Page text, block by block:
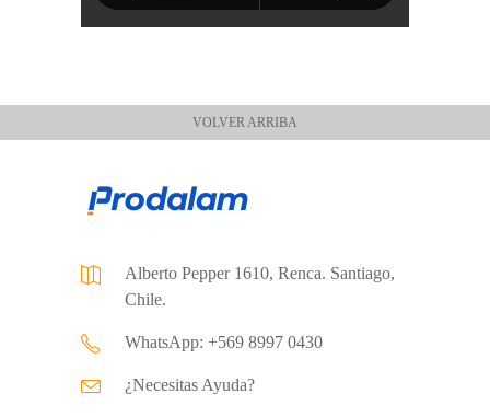
VOLVER ARRIBA
Alberto Pepper 1610, Renca. Santiago,
Chile.
WhatsApp: +569 8997 0430
¿Necesitas Ayuda?